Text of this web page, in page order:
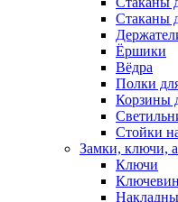
Стаканы
Ёршики
Вёдра
Полки
Корзины
Стойки
Замки, ключи,
Ключи